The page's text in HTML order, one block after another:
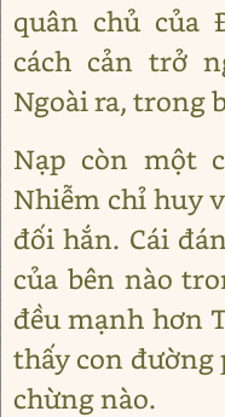
quân chủ của
cách cản trở
Ngoài ra, trong
Nạp còn một
Nhiễm chỉ huy
đối hắn. Cái
của bên nào
đều mạnh hơn
thấy con đường
chừng nào.